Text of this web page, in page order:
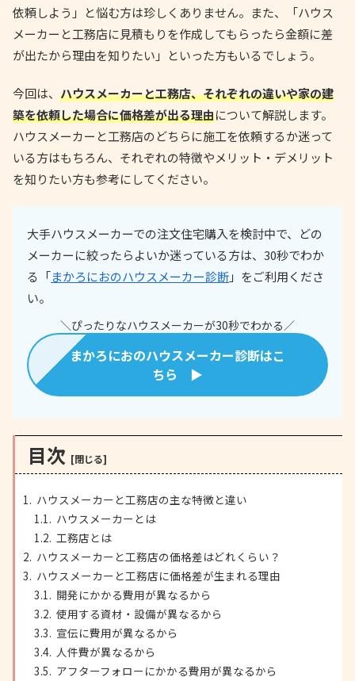
依頼しよう」と悩む方は珍しくありません。また、「ハウス
メーカーと工務店に見積もりを作成してもらったら金額に差
が出たから理由を知りたい」といった方もいるでしょう。
今回は、 ハウスメーカーと工務店、それぞれの違いや家の建
築を依頼した場合に価格差が出る理由について解説します。
ハウスメーカーと工務店のどちらに施工を依頼するか迷って
いる方はもちろん、それぞれの特徴やメリット・デメリット
を知りたい方も参考にしてください。
大手ハウスメーカーでの注文住宅購入を検討中で、どの
メーカーに絞ったらよいか迷っている方は、30秒でわか
る「まかろにおのハウスメーカー診断」をご利用くださ
い。
＼ぴったりなハウスメーカーが30秒でわかる／
まかろにおのハウスメーカー診断はこ
ちら ▶
目次
ハウスメーカーと工務店の主な特徴と違い
ハウスメーカーとは
工務店とは
ハウスメーカーと工務店の価格差はどれくらい？
ハウスメーカーと工務店に価格差が生まれる理由
開発にかかる費用が異なるから
使用する資材・設備が異なるから
宣伝に費用が異なるから
人件費が異なるから
アフターフォローにかかる費用が異なるから